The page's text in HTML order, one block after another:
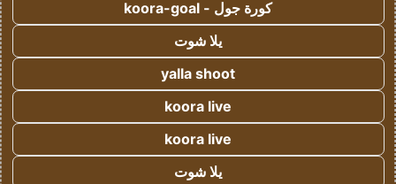
كورة جول - koora-goal
يلا شوت
yalla shoot
koora live
koora live
يلا شوت